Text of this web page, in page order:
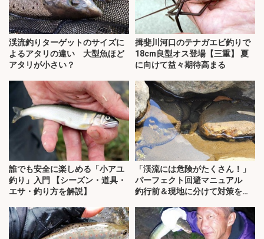
渓流釣りターゲットのサイズに
よるアタリの違い 大型魚ほど
アタリが小さい？
揖斐川河口のテナガエビ釣りで
18cm良型オス登場【三重】 夏
に向けて益々期待高まる
誰でも安全に楽しめる「小アユ
釣り」入門 【シーズン・道具・
エサ・釣り方を解説】
「渓流には危険がたくさん！」
パーフェクト回避マニュアル
釣行前＆現地に分けて対策を解